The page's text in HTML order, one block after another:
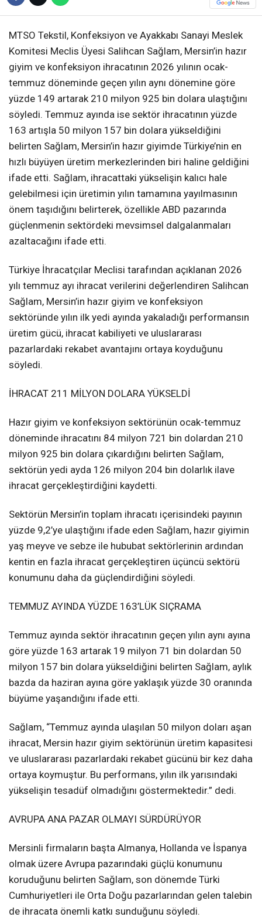
MTSO Tekstil, Konfeksiyon ve Ayakkabı Sanayi Meslek
Komitesi Meclis Üyesi Salihcan Sağlam, Mersin’in hazır
giyim ve konfeksiyon ihracatının 2026 yılının ocak-
temmuz döneminde geçen yılın aynı dönemine göre
yüzde 149 artarak 210 milyon 925 bin dolara ulaştığını
söyledi. Temmuz ayında ise sektör ihracatının yüzde
163 artışla 50 milyon 157 bin dolara yükseldiğini
belirten Sağlam, Mersin’in hazır giyimde Türkiye’nin en
hızlı büyüyen üretim merkezlerinden biri haline geldiğini
ifade etti. Sağlam, ihracattaki yükselişin kalıcı hale
gelebilmesi için üretimin yılın tamamına yayılmasının
önem taşıdığını belirterek, özellikle ABD pazarında
güçlenmenin sektördeki mevsimsel dalgalanmaları
azaltacağını ifade etti.
Türkiye İhracatçılar Meclisi tarafından açıklanan 2026
yılı temmuz ayı ihracat verilerini değerlendiren Salihcan
Sağlam, Mersin’in hazır giyim ve konfeksiyon
sektöründe yılın ilk yedi ayında yakaladığı performansın
üretim gücü, ihracat kabiliyeti ve uluslararası
pazarlardaki rekabet avantajını ortaya koyduğunu
söyledi.
İHRACAT 211 MİLYON DOLARA YÜKSELDİ
Hazır giyim ve konfeksiyon sektörünün ocak-temmuz
döneminde ihracatını 84 milyon 721 bin dolardan 210
milyon 925 bin dolara çıkardığını belirten Sağlam,
sektörün yedi ayda 126 milyon 204 bin dolarlık ilave
ihracat gerçekleştirdiğini kaydetti.
Sektörün Mersin’in toplam ihracatı içerisindeki payının
yüzde 9,2’ye ulaştığını ifade eden Sağlam, hazır giyimin
yaş meyve ve sebze ile hububat sektörlerinin ardından
kentin en fazla ihracat gerçekleştiren üçüncü sektörü
konumunu daha da güçlendirdiğini söyledi.
TEMMUZ AYINDA YÜZDE 163’LÜK SIÇRAMA
Temmuz ayında sektör ihracatının geçen yılın aynı ayına
göre yüzde 163 artarak 19 milyon 71 bin dolardan 50
milyon 157 bin dolara yükseldiğini belirten Sağlam, aylık
bazda da haziran ayına göre yaklaşık yüzde 30 oranında
büyüme yaşandığını ifade etti.
Sağlam, “Temmuz ayında ulaşılan 50 milyon doları aşan
ihracat, Mersin hazır giyim sektörünün üretim kapasitesi
ve uluslararası pazarlardaki rekabet gücünü bir kez daha
ortaya koymuştur. Bu performans, yılın ilk yarısındaki
yükselişin tesadüf olmadığını göstermektedir.” dedi.
AVRUPA ANA PAZAR OLMAYI SÜRDÜRÜYOR
Mersinli firmaların başta Almanya, Hollanda ve İspanya
olmak üzere Avrupa pazarındaki güçlü konumunu
koruduğunu belirten Sağlam, son dönemde Türki
Cumhuriyetleri ile Orta Doğu pazarlarından gelen talebin
de ihracata önemli katkı sunduğunu söyledi.